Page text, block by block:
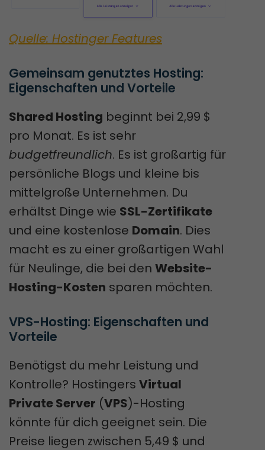
Quelle: Hostinger Features
Gemeinsam genutztes Hosting:
Eigenschaften und Vorteile
Shared Hosting beginnt bei 2,99 $
pro Monat. Es ist sehr
budgetfreundlich. Es ist großartig für
persönliche Blogs und kleine bis
mittelgroße Unternehmen. Du
erhältst Dinge wie SSL-Zertifikate
und eine kostenlose Domain. Dies
macht es zu einer großartigen Wahl
für Neulinge, die bei den Website-
Hosting-Kosten sparen möchten.
VPS-Hosting: Eigenschaften und
Vorteile
Benötigst du mehr Leistung und
Kontrolle? Hostingers Virtual
Private Server (VPS)-Hosting
könnte für dich geeignet sein. Die
Preise liegen zwischen 5,49 $ und